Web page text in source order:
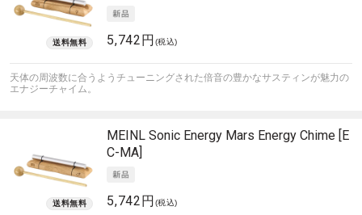
5,742円 (税込)
天体の周波数に合うようチューニングされた倍音の豊かなサスティンが魅力の
エナジーチャイム。
MEINL Sonic Energy Mars Energy Chime [E
C-MA]
5,742円 (税込)